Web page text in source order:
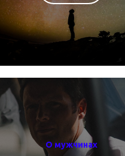
О мужчинах